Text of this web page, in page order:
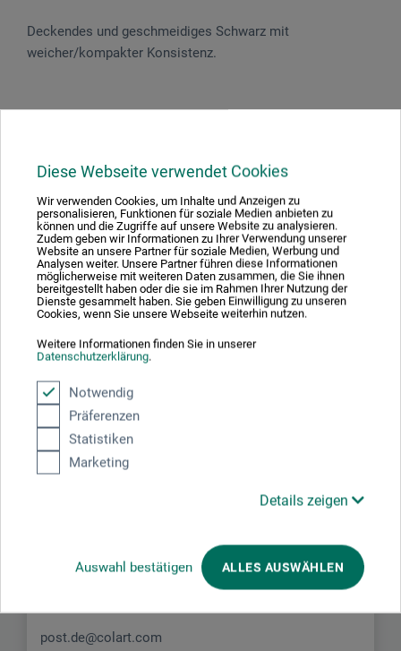
Diese Webseite verwendet Cookies
Wir verwenden Cookies, um Inhalte und Anzeigen zu
personalisieren, Funktionen für soziale Medien anbieten zu
können und die Zugriffe auf unsere Website zu analysieren.
Zudem geben wir Informationen zu Ihrer Verwendung unserer
Website an unsere Partner für soziale Medien, Werbung und
Analysen weiter. Unsere Partner führen diese Informationen
möglicherweise mit weiteren Daten zusammen, die Sie ihnen
bereitgestellt haben oder die sie im Rahmen Ihrer Nutzung der
Dienste gesammelt haben. Sie geben Einwilligung zu unseren
Cookies, wenn Sie unsere Webseite weiterhin nutzen.
Weitere Informationen finden Sie in unserer
Datenschutzerklärung.
Notwendig
Präferenzen
Statistiken
Marketing
Details zeigen
Auswahl bestätigen ALLES AUSWÄHLEN
Deckendes und geschmeidiges Schwarz mit
weicher/kompakter Konsistenz.
Produktbewertungen (0)
Schreiben Sie die erste Bewertung zu diesem Produkt
JETZT PRODUKT BEWERTEN
Hersteller-Kontakt
Hier finden Sie die Kontaktdaten des Herstellers zu
63477 Maintal
post.de@colart.com